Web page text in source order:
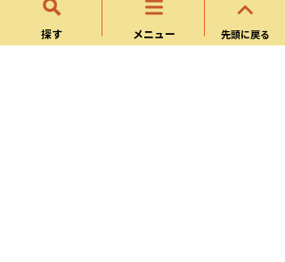
探す メニュー 先頭に戻る
有機フッ素化合物（PFOS及びPFOA）の
水道水質検査について